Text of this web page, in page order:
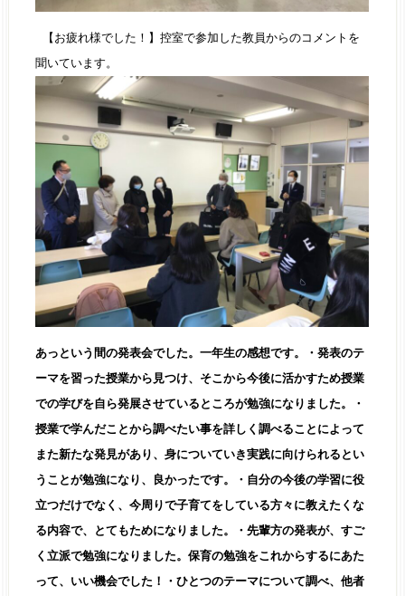
【お疲れ様でした！】控室で参加した教員からのコメントを
聞いています。
あっという間の発表会でした。一年生の感想です。
・発表のテ
ーマを習った授業から見つけ、そこから今後に活かすため授業
での学びを自ら発展させているところが勉強になりました。
・
授業で学んだことから調べたい事を詳しく調べることによって
また新たな発見があり、身についていき実践に向けられるとい
うことが勉強になり、良かったです。
・自分の今後の学習に役
立つだけでなく、今周りで子育てをしている方々に教えたくな
る内容で、とてもためになりました。
・先輩方の発表が、すご
く立派で勉強になりました。保育の勉強をこれからするにあた
って、いい機会でした！
・ひとつのテーマについて調べ、他者